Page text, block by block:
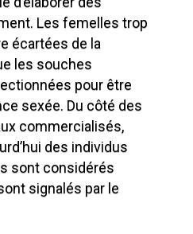
Les femelles trop
écartées de la
les souches
pour être
sexée. Du côté des
commercialisés,
des individus
sont considérés
signalés par le